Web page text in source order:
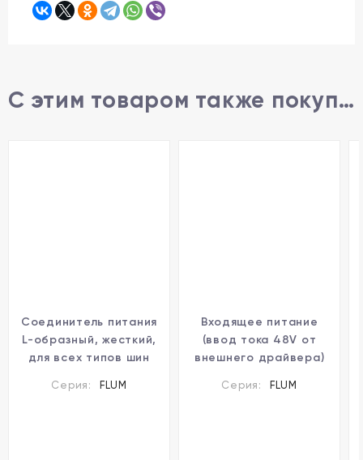
С этим товаром также покупают
Соединитель питания
L-образный, жесткий,
для всех типов шин
Серия: FLUM
Входящее питание
(ввод тока 48V от
внешнего драйвера)
Серия: FLUM